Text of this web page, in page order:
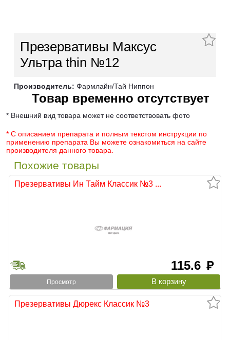
Презервативы Максус
Ультра thin №12
Производитель: Фармлайн/Тай Ниппон
Товар временно отсутствует
* Внешний вид товара может не соответствовать фото
* С описанием препарата и полным текстом инструкции по
применению препарата Вы можете ознакомиться на сайте
производителя данного товара.
Похожие товары
Презервативы Ин Тайм Классик №3 ...
115.6 руб
Просмотр
Презервативы Дюрекс Классик №3